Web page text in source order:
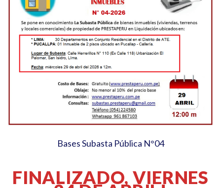
Bases Subasta Pública N°04
FINALIZADO, VIERNES